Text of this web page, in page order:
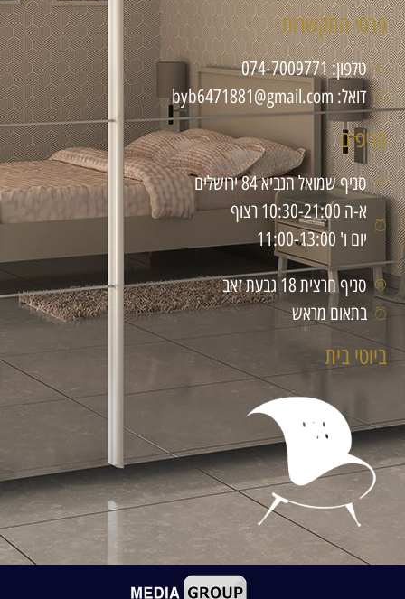
פרטי התקשרות
טלפון: 074-7009771
דואל: byb6471881@gmail.com
סניפים
סניף שמואל הנביא 84 ירושלים
א-ה 10:30-21:00 רצוף
יום ו' 11:00-13:00
סניף חרצית 18 גבעת זאב
בתאום מראש
ביוטי בית